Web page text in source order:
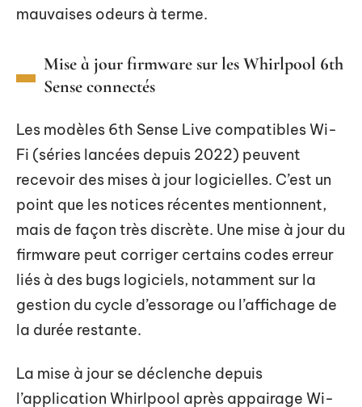
mauvaises odeurs à terme.
Mise à jour firmware sur les Whirlpool 6th
Sense connectés
Les modèles 6th Sense Live compatibles Wi-
Fi (séries lancées depuis 2022) peuvent
recevoir des mises à jour logicielles. C’est un
point que les notices récentes mentionnent,
mais de façon très discrète. Une mise à jour du
firmware peut corriger certains codes erreur
liés à des bugs logiciels, notamment sur la
gestion du cycle d’essorage ou l’affichage de
la durée restante.
La mise à jour se déclenche depuis
l’application Whirlpool après appairage Wi-